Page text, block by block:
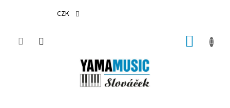
CZK